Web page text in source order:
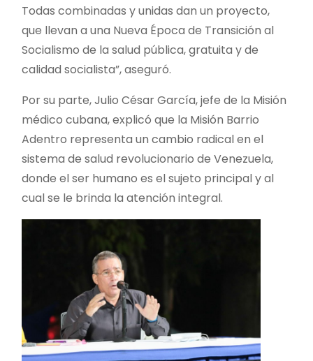
Todas combinadas y unidas dan un proyecto,
que llevan a una Nueva Época de Transición al
Socialismo de la salud pública, gratuita y de
calidad socialista”, aseguró.
Por su parte, Julio César García, jefe de la Misión
médico cubana, explicó que la Misión Barrio
Adentro representa un cambio radical en el
sistema de salud revolucionario de Venezuela,
donde el ser humano es el sujeto principal y al
cual se le brinda la atención integral.